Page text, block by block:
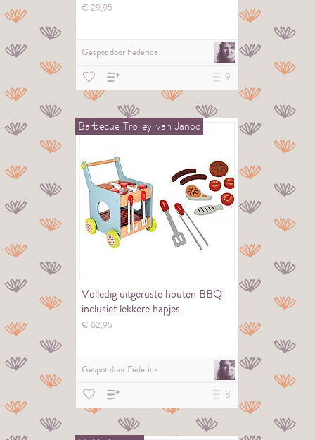
€29,95
Gespot door Federica
9
Barbecue Trolley van Janod
Volledig uitgeruste houten BBQ
inclusief lekkere hapjes.
€ 62,95
Gespot door Federica
8